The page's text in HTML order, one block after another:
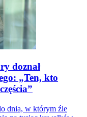
doznał
„Ten, kto
dnia, w którym źle